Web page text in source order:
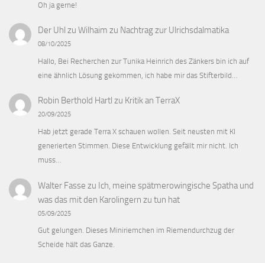
Oh ja gerne!
Der Uhl zu Wilhaim zu Nachtrag zur Ulrichsdalmatika
08/10/2025
Hallo, Bei Recherchen zur Tunika Heinrich des Zänkers bin ich auf
eine ähnlich Lösung gekommen, ich habe mir das Stifterbild…
Robin Berthold Hartl zu Kritik an TerraX
20/09/2025
Hab jetzt gerade Terra X schauen wollen. Seit neusten mit KI
generierten Stimmen. Diese Entwicklung gefällt mir nicht. Ich
muss…
Walter Fasse zu Ich, meine spätmerowingische Spatha und
was das mit den Karolingern zu tun hat
05/09/2025
Gut gelungen. Dieses Miniriemchen im Riemendurchzug der
Scheide hält das Ganze.